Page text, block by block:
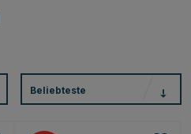
Beliebteste